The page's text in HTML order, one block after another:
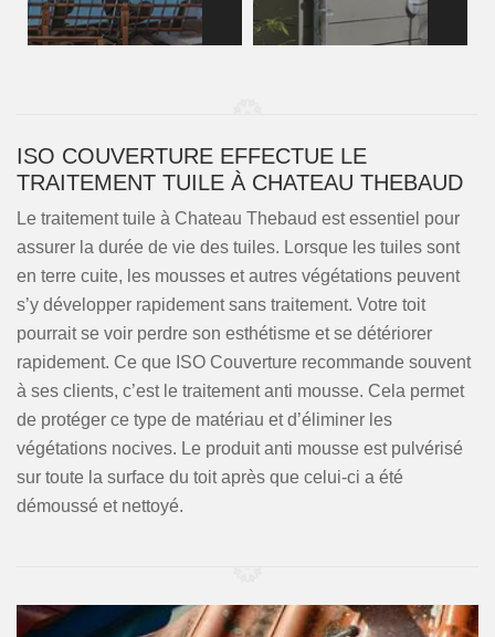
ISO COUVERTURE EFFECTUE LE
TRAITEMENT TUILE À CHATEAU THEBAUD
Le traitement tuile à Chateau Thebaud est essentiel pour
assurer la durée de vie des tuiles. Lorsque les tuiles sont
en terre cuite, les mousses et autres végétations peuvent
s’y développer rapidement sans traitement. Votre toit
pourrait se voir perdre son esthétisme et se détériorer
rapidement. Ce que ISO Couverture recommande souvent
à ses clients, c’est le traitement anti mousse. Cela permet
de protéger ce type de matériau et d’éliminer les
végétations nocives. Le produit anti mousse est pulvérisé
sur toute la surface du toit après que celui-ci a été
démoussé et nettoyé.